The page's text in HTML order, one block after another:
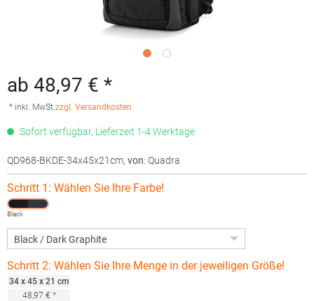
ab 48,97 € *
* inkl. MwSt.zzgl. Versandkosten
Sofort verfügbar, Lieferzeit 1-4 Werktage
QD968-BKDE-34x45x21cm, von: Quadra
Schritt 1: Wählen Sie Ihre Farbe!
Black
Schritt 2: Wählen Sie Ihre Menge in der jeweiligen Größe!
34 x 45 x 21 cm
48,97 € *